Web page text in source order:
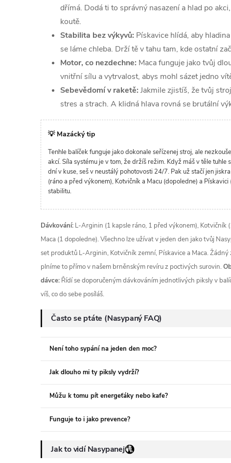
dřímá. Dodá ti to správný nasazení a hlad po
koutě.
Stabilita bez výkyvů: Pískavice hlídá, aby
se láme chleba. Drží tě v tahu tam, kde ostatní
Motor, co nezdechne: Maca funguje jako tvůj
vnitřní sílu a vytrvalost, abys mohl sázet jedno
Sebevědomí v raketě: Jakmile zjistíš, že tvůj
stres a strach. A klidná hlava rovná se brutální
💡 Mazácký tip
Tenhle balíček funguje jako dokonale seřízenej stroj, ale
akcí. Síla systému je v tom, že držíš režim. Když máš v těle tuhle
dní v kuse, seš v neustálý pohotovosti 24/7. Pak už stačí jen
(ráno a před výkonem), Kotvičník a Macu (dopoledne) a
stabilitu.
Dávkování: L-Arginin (1 kapsle ráno, 1 před výkonem), Kotvičník
Maca (1 dopoledne). Všechno lze užívat v jeden den jako tvůj
set produktů L-Arginin, Kotvičník zemní, Pískavice a Maca. Žádný
plníme to přímo v našem brněnským revíru z poctivých surovin.
dávce: Řídí se doporučeným dávkováním jednotlivých piksly v
víš, co do sebe posíláš.
Často se ptáte (Nasypaný FAQ)
Není toho sypání na jeden den moc?
Jak dlouho mi ty piksly vydrží?
Můžu k tomu pít energeťáky nebo kafe?
Funguje to i jako prevence?
Jak to vidí Nasypanej